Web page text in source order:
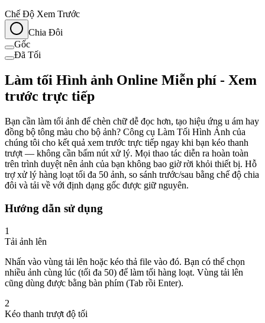
Chế Độ Xem Trước
Chia Đôi
Gốc
Đã Tối
Làm tối Hình ảnh Online Miễn phí - Xem
trước trực tiếp
Bạn cần làm tối ảnh để chèn chữ dễ đọc hơn, tạo hiệu ứng u ám hay
đồng bộ tông màu cho bộ ảnh? Công cụ Làm Tối Hình Ảnh của
chúng tôi cho kết quả xem trước trực tiếp ngay khi bạn kéo thanh
trượt — không cần bấm nút xử lý. Mọi thao tác diễn ra hoàn toàn
trên trình duyệt nên ảnh của bạn không bao giờ rời khỏi thiết bị. Hỗ
trợ xử lý hàng loạt tối đa 50 ảnh, so sánh trước/sau bằng chế độ chia
đôi và tải về với định dạng gốc được giữ nguyên.
Hướng dẫn sử dụng
1
Tải ảnh lên
Nhấn vào vùng tải lên hoặc kéo thả file vào đó. Bạn có thể chọn
nhiều ảnh cùng lúc (tối đa 50) để làm tối hàng loạt. Vùng tải lên
cũng dùng được bằng bàn phím (Tab rồi Enter).
2
Kéo thanh trượt độ tối